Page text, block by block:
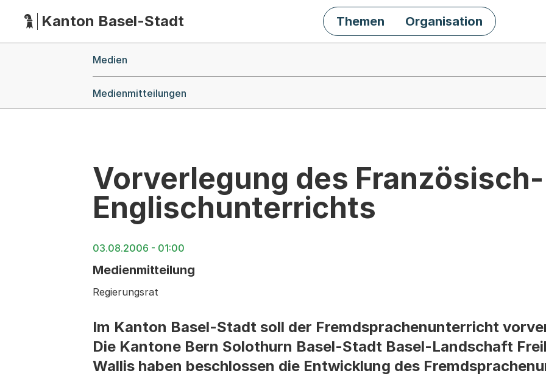
HauptnavigationKanton Basel-Stadt Themen Organisation
Medien
Medienmitteilungen
Vorverlegung des
Englischunterrichts
03.08.2006 - 01:00
Medienmitteilung
Regierungsrat
Im Kanton Basel-Stadt soll der Fremdsprachenunterricht
Die Kantone Bern Solothurn Basel-Stadt Basel-Landschaft
Wallis haben beschlossen die Entwicklung des